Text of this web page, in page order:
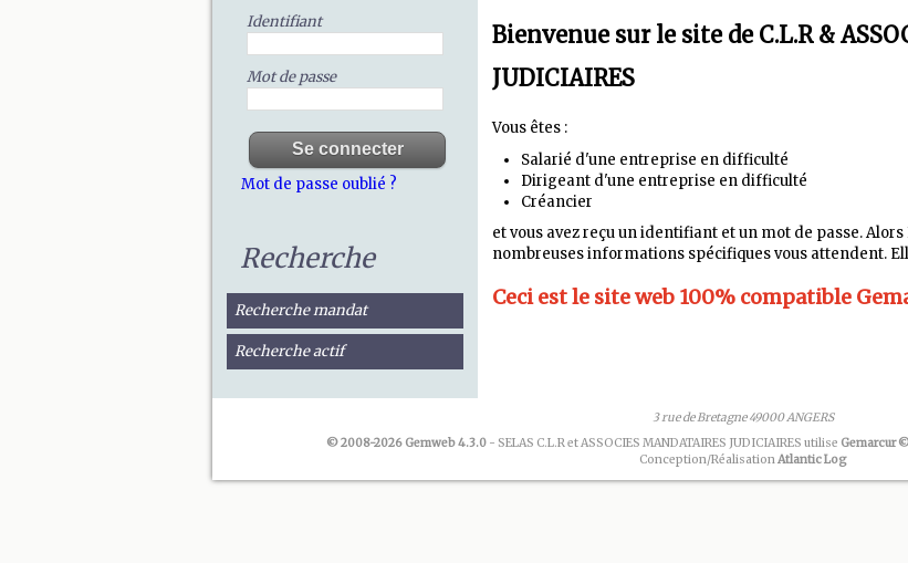
Identifiant
Mot de passe
Mot de passe oublié ?
Recherche
Recherche mandat
Recherche actif
Bienvenue sur le site de C.L.R &
JUDICIAIRES
Vous êtes :
Salarié d'une entreprise en difficulté
Dirigeant d'une entreprise en difficulté
Créancier
et vous avez reçu un identifiant et un mot de passe.
nombreuses informations spécifiques vous attendent.
Ceci est le site web 100% compatible
3 rue de Bretagne 49000 ANGERS
© 2008-2026 Gemweb 4.3.0- SELAS C.L.R et ASSOCIES MANDATAIRES JUDICIAIRES utilise Gemarcur
Conception/RéalisationAtlantic Log